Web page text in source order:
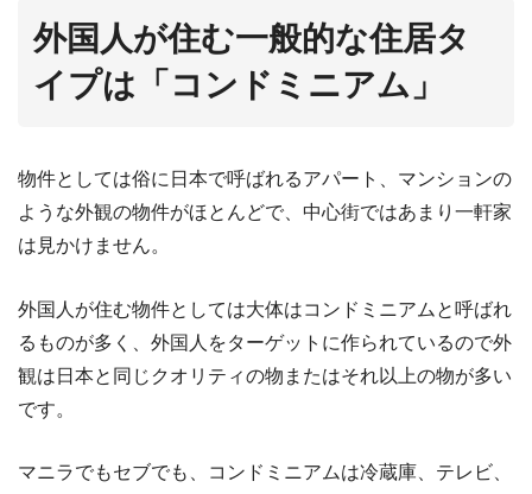
外国人が住む一般的な住居タ
イプは「コンドミニアム」
物件としては俗に日本で呼ばれるアパート、マンションの
ような外観の物件がほとんどで、中心街ではあまり一軒家
は見かけません。
外国人が住む物件としては大体はコンドミニアムと呼ばれ
るものが多く、外国人をターゲットに作られているので外
観は日本と同じクオリティの物またはそれ以上の物が多い
です。
マニラでもセブでも、コンドミニアムは冷蔵庫、テレビ、